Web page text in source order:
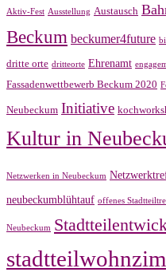
Aktiv-Fest Ausstellung Austausch
Beckum beckumer4future
dritte orte dritteorte Ehrenamt
Fassadenwettbewerb Beckum 2020
Neubeckum Initiative
Kultur in
Netzwerken in Neubeckum
neubeckumblühtauf offenes
Neubeckum